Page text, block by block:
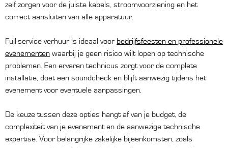
zelf zorgen voor de juiste kabels, stroomvoorziening en het
correct aansluiten van alle apparatuur.
Full-service verhuur is ideaal voor bedrijfsfeesten en professionele
evenementen waarbij je geen risico wilt lopen op technische
problemen. Een ervaren technicus zorgt voor de complete
installatie, doet een soundcheck en blijft aanwezig tijdens het
evenement voor eventuele aanpassingen.
De keuze tussen deze opties hangt af van je budget, de
complexiteit van je evenement en de aanwezige technische
expertise. Voor belangrijke zakelijke bijeenkomsten, zoals